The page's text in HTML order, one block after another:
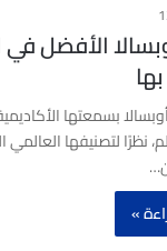
الأفضل
بسمعتها
نظرًا لتصنيفها
»